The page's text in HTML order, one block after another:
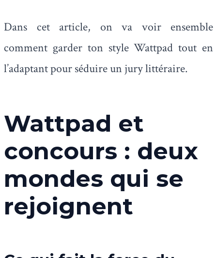
Dans cet article, on va voir ensemble
comment garder ton style Wattpad tout en
l’adaptant pour séduire un jury littéraire.
Wattpad et
concours : deux
mondes qui se
rejoignent